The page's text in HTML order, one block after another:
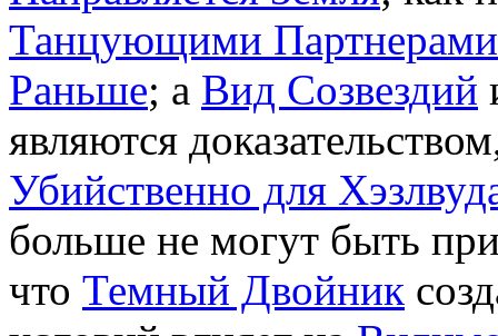
Танцующими Партнерами
Раньше; а Вид Созвездий
являются
Убийственно для
больше не могут быть
что Темный Двойник